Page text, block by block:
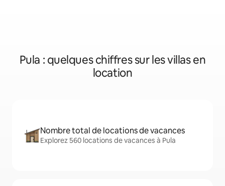
Pula : quelques chiffres sur les villas en
location
Nombre total de locations de vacances
Explorez 560 locations de vacances à Pula